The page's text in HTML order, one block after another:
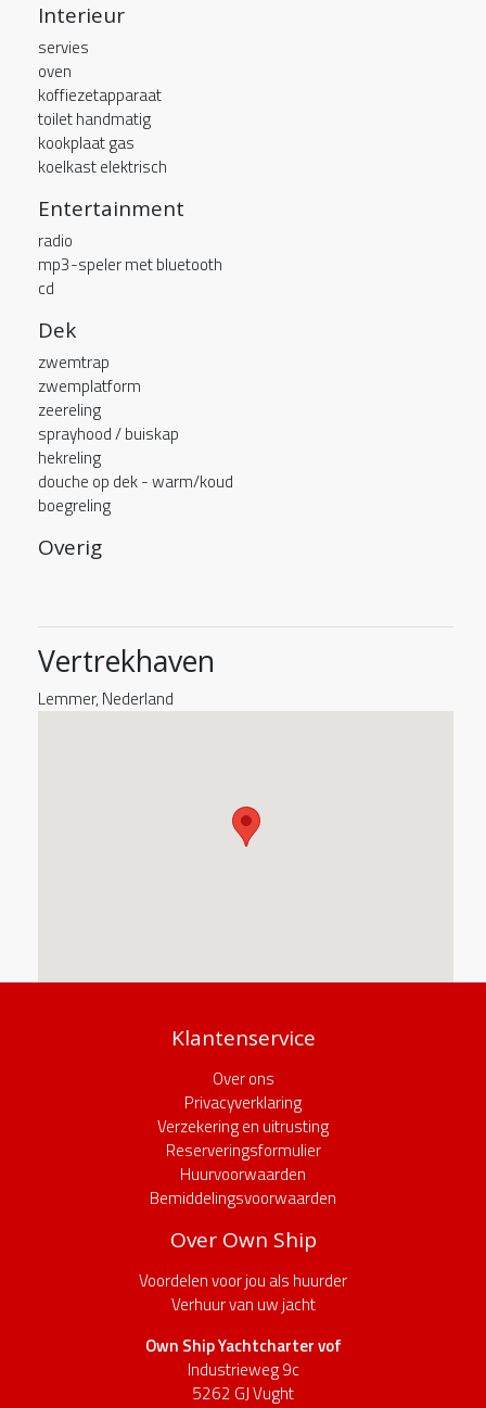
Interieur
servies
oven
koffiezetapparaat
toilet handmatig
kookplaat gas
koelkast elektrisch
Entertainment
radio
mp3-speler met bluetooth
cd
Dek
zwemtrap
zwemplatform
zeereling
sprayhood / buiskap
hekreling
douche op dek - warm/koud
boegreling
Overig
Vertrekhaven
Lemmer, Nederland
Klantenservice
Over ons
Privacyverklaring
Verzekering en uitrusting
Reserveringsformulier
Huurvoorwaarden
Bemiddelingsvoorwaarden
Over Own Ship
Voordelen voor jou als huurder
Verhuur van uw jacht
Own Ship Yachtcharter vof
Industrieweg 9c
5262 GJ Vught